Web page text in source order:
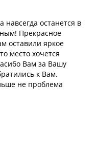
останется в
Прекрасное
оставили яркое
место хочется
Вам за Вашу
к Вам.
не проблема